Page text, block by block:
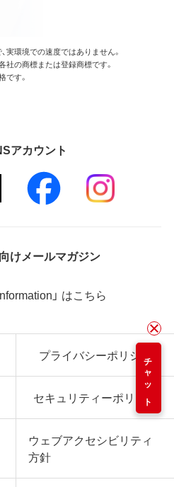
チャット
環境での速度ではありません。
の商標または登録商標です。
です。
アカウント
けメールマガジン
」 はこちら
プライバシーポリシー
セキュリティーポリシー
ウェブアクセシビリティ
方針